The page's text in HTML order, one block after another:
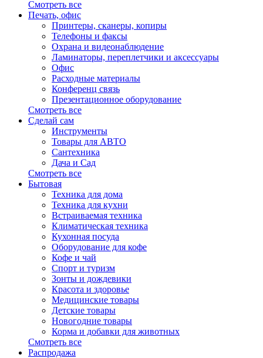
Смотреть все
Печать, офис
Принтеры, сканеры, копиры
Телефоны и факсы
Охрана и видеонаблюдение
Ламинаторы, переплетчики и аксессуары
Офис
Расходные материалы
Конференц связь
Презентационное оборудование
Смотреть все
Сделай сам
Инструменты
Товары для АВТО
Сантехника
Дача и Сад
Смотреть все
Бытовая
Техника для дома
Техника для кухни
Встраиваемая техника
Климатическая техника
Кухонная посуда
Оборудование для кофе
Кофе и чай
Спорт и туризм
Зонты и дождевики
Красота и здоровье
Медицинские товары
Детские товары
Новогодние товары
Корма и добавки для животных
Смотреть все
Распродажа